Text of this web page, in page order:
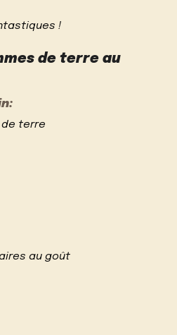
!
de terre au
de terre
au goût